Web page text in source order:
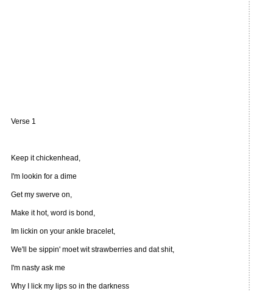
Verse 1
Keep it chickenhead,
I'm lookin for a dime
Get my swerve on,
Make it hot, word is bond,
Im lickin on your ankle bracelet,
We'll be sippin' moet wit strawberries and dat shit,
I'm nasty ask me
Why I lick my lips so in the darkness